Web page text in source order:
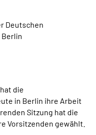
Deutschen
die
in Berlin ihre Arbeit
Sitzung hat die
Vorsitzenden gewählt.